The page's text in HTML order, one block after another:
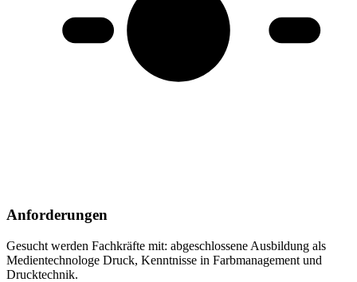
Anforderungen
Gesucht werden Fachkräfte mit: abgeschlossene Ausbildung als
Medientechnologe Druck, Kenntnisse in Farbmanagement und
Drucktechnik.